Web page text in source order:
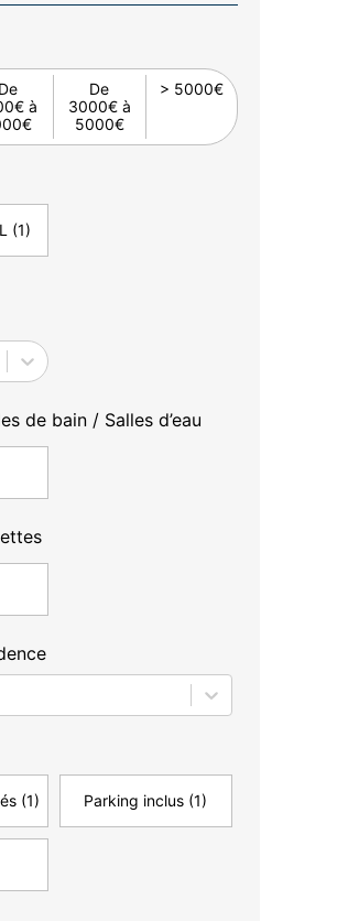
De
à
De
3000€ à
5000€
> 5000€
(1)
de bain / Salles d’eau
(1) Parking inclus (1)